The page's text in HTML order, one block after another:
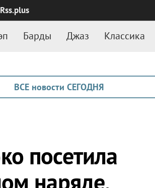
Rss.plus
Барды Джаз Классика
ВСЕ новости СЕГОДНЯ
посетила
наряде,